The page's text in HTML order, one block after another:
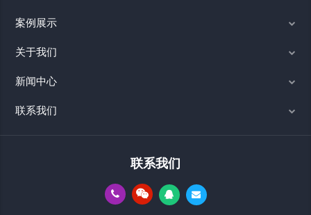
案例展示
关于我们
新闻中心
联系我们
联系我们